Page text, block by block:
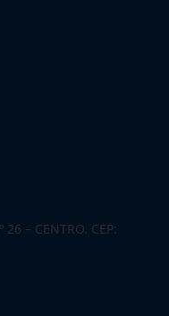
26 – CENTRO. CEP: